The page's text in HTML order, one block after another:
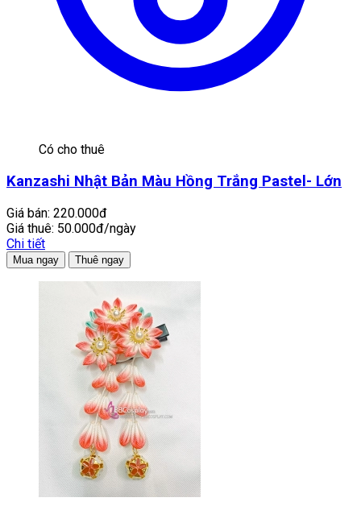
Có cho thuê
Kanzashi Nhật Bản Màu Hồng Trắng Pastel- Lớn
Giá bán: 220.000đ
Giá thuê: 50.000đ/ngày
Chi tiết
Mua ngay Thuê ngay